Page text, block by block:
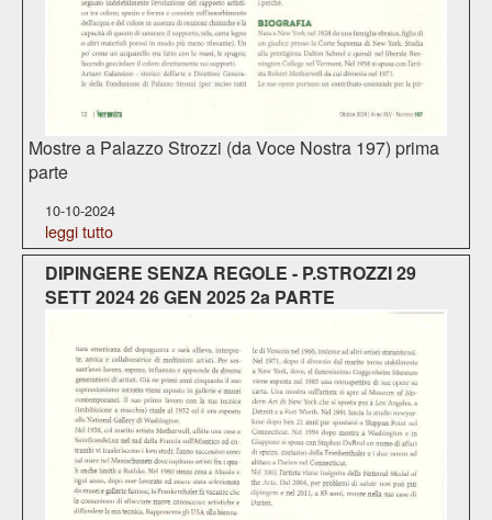
Mostre a Palazzo Strozzi (da Voce Nostra 197) prima
parte
10-10-2024
leggi tutto
DIPINGERE SENZA REGOLE - P.STROZZI 29
SETT 2024 26 GEN 2025 2a PARTE